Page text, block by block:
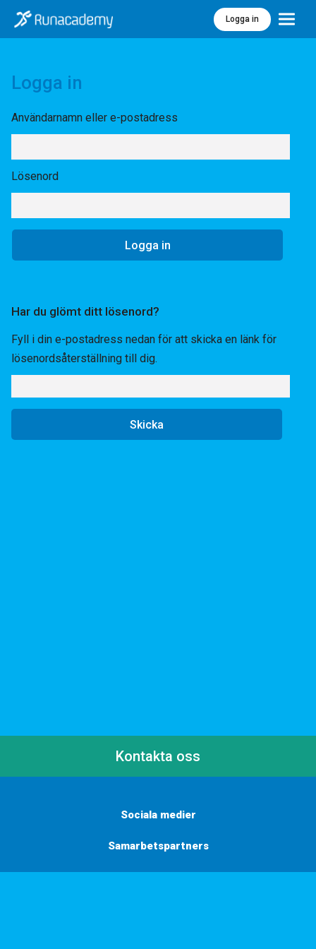
Logga in Meny
Logga in
Användarnamn eller e-postadress
Lösenord
Har du glömt ditt lösenord?
Fyll i din e-postadress nedan för att skicka en länk för
lösenordsåterställning till dig.
Kontakta oss
Sociala medier
Samarbetspartners